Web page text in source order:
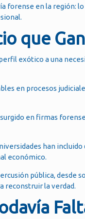
forense en la región:
que
exótico a una
en procesos
en firmas
han
económico.
pública, desde
reconstruir la verdad.